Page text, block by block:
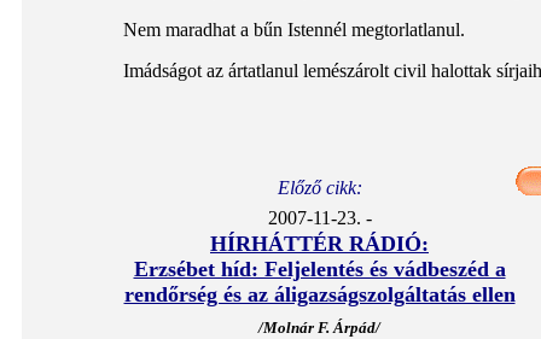
Nem maradhat a bűn Istennél megtorlatlanul.
Imádságot az ártatlanul lemészárolt civil halottak
Előző cikk:
2007-11-23. -
HÍRHÁTTÉR RÁDIÓ:
Erzsébet híd: Feljelentés és vádbeszéd a
rendőrség és az áligazságszolgáltatás ellen
/Molnár F. Árpád/